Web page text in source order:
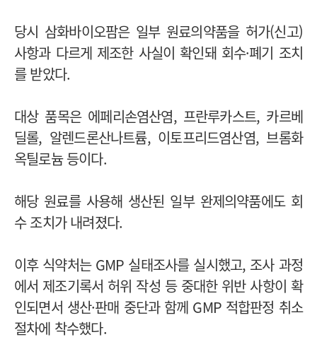
당시 삼화바이오팜은 일부 원료의약품을 허가(신고)
사항과 다르게 제조한 사실이 확인돼 회수·폐기 조치
를 받았다.
대상 품목은 에페리손염산염, 프란루카스트, 카르베
딜롤, 알렌드론산나트륨, 이토프리드염산염, 브롬화
옥틸로늄 등이다.
해당 원료를 사용해 생산된 일부 완제의약품에도 회
수 조치가 내려졌다.
이후 식약처는 GMP 실태조사를 실시했고, 조사 과정
에서 제조기록서 허위 작성 등 중대한 위반 사항이 확
인되면서 생산·판매 중단과 함께 GMP 적합판정 취소
절차에 착수했다.